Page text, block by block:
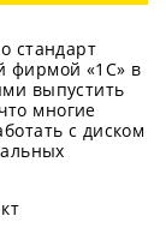
стандарт
фирмой «1С» в
выпустить
многие
с диском